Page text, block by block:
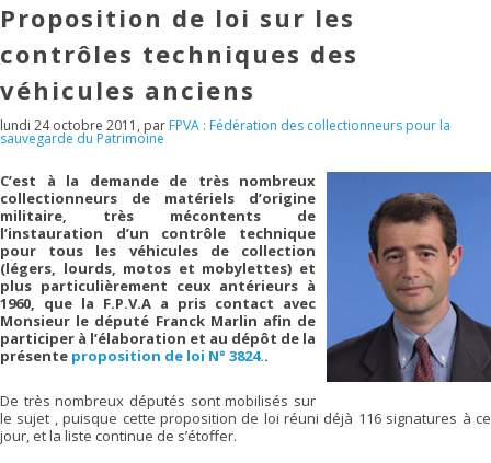
Proposition de loi sur les
contrôles techniques des
véhicules anciens
lundi 24 octobre 2011 , par FPVA : Fédération des collectionneurs pour la
sauvegarde du Patrimoine
C’est à la demande de très nombreux
collectionneurs de matériels d’origine
militaire, très mécontents de
l’instauration d’un contrôle technique
pour tous les véhicules de collection
(légers, lourds, motos et mobylettes) et
plus particulièrement ceux antérieurs à
1960, que la F.P.V.A a pris contact avec
Monsieur le député Franck Marlin afin de
participer à l’élaboration et au dépôt de la
présente proposition de loi N° 3824..
De très nombreux députés sont mobilisés sur
le sujet , puisque cette proposition de loi réuni déjà 116 signatures à ce
jour, et la liste continue de s’étoffer.